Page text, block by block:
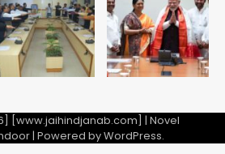
JHJ
[www.jaihindjanab.com] | Novel
| Powered byWordPress.